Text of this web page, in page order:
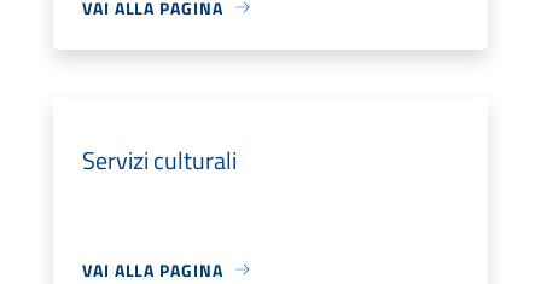
VAI ALLA PAGINA
Servizi culturali
VAI ALLA PAGINA